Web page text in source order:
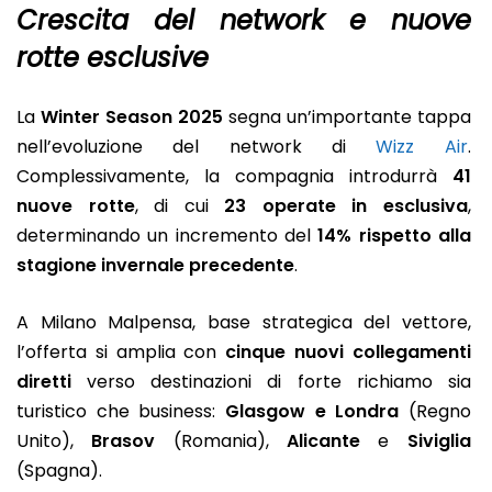
Crescita del network e nuove
rotte esclusive
La Winter Season 2025 segna un’importante tappa
nell’evoluzione del network diWizz Air.
Complessivamente, la compagnia introdurrà 41
nuove rotte, di cui 23 operate in esclusiva,
determinando un incremento del14% rispetto alla
stagione invernale precedente.
A Milano Malpensa, base strategica del vettore,
l’offerta si amplia con cinque nuovi collegamenti
diretti verso destinazioni di forte richiamo sia
turistico che business: Glasgow e Londra (Regno
Unito), Brasov (Romania),Alicante e Siviglia
(Spagna).